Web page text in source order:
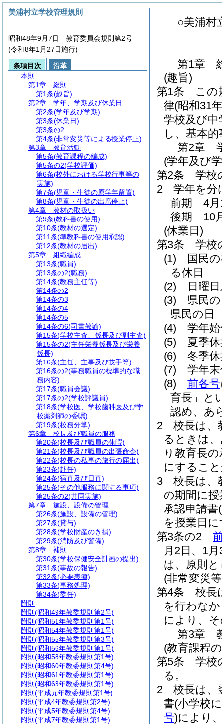
○美浦村
第1章
(趣旨)
第1条
この
律(昭和31
学校及び中
し、基本
第2章
(学年及び
第2条
学校
2
学年を分
前期 4月
後期 10
(休業日)
第3条
学校
(1)
国民
る休日
(2)
日曜
(3)
県民
県民の日
(4)
学年
(5)
夏季
(6)
冬季
(7)
学年
(8)
前各号
育長」と
認め、あ
2
校長は、
るときは
り教育長
にするこ
3
校長は、
の期間に
承認申請書(
を授業日
第3条の2
月2日、1
は、原則
(非常変災
第4条
校長
を行わな
により、
第3章
(教育課程
第5条
学校
る。
2
校長は、
書(小学校
号)により
美浦村立学校管理規則
昭和48年9月7日 教育委員会規則第2号
(令和8年1月27日施行)
条項目次
沿革
本則
第1章
総則
第1条(趣旨)
第2章
学年、学期及び休業日
第2条(学年及び学期)
第3条(休業日)
第3条の2
第4条(非常変災等による授業停止)
第3章
教育活動
第5条(教育課程の編成)
第5条の2(学校評価)
第6条(校外における学校行事等の
実施)
第7条(児童・生徒の原学年留置)
第8条(児童・生徒の出席停止)
第4章
教材の取扱い
第9条(教科書の使用)
第10条(教材の選定)
第11条(準教科書の使用承認)
第12条(教材の届出)
第5章
組織編成
第13条(職員)
第13条の2(職務)
第14条(教務主任等)
第14条の2
第14条の3
第14条の4
第14条の5
第14条の6(司書教諭)
第15条(学校主査、係長及び副主査)
第15条の2(主任栄養係長及び栄養
係長)
第16条(主任、主事及び技手等)
第16条の2(事務職員の標準的な職
務内容)
第17条(職員会議)
第17条の2(学校評議員)
第18条(学校医、学校歯科医及び学
校薬剤師の委嘱)
第19条(校務分掌)
第6章
校長及び職員の服務
第20条(校長及び職員の休暇)
第21条(校長及び職員の出張命令)
第22条(校長の私事の旅行の届出)
第23条(赴任)
第24条(宿直及び日直)
第25条(その他服務に関する事項)
第25条の2(共同実施)
第7章
施設、設備の管理
第26条(施設、設備の管理)
第27条(貸与)
第28条(学校財産のき損)
第29条(消防及び警備)
第8章
補則
第30条(学校保健安全計画の提出)
第31条(事故の報告)
第32条(必要表簿)
第33条(事務処理)
第34条(委任)
附則
附則 (昭和49年教委規則第2号)
附則 (昭和51年教委規則第1号)
附則 (昭和54年教委規則第1号)
附則 (昭和55年教委規則第3号)
附則 (昭和56年教委規則第1号)
附則 (昭和58年教委規則第1号)
附則 (昭和60年教委規則第4号)
附則 (昭和61年教委規則第1号)
附則 (昭和63年教委規則第1号)
附則 (平成元年教委規則第1号)
附則 (平成4年教委規則第2号)
附則 (平成5年教委規則第4号)
附則 (平成7年教委規則第1号)